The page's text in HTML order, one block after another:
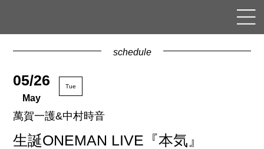
schedule
05/26
May
Tue
萬賀一護&中村時音
生誕ONEMAN LIVE『本気』